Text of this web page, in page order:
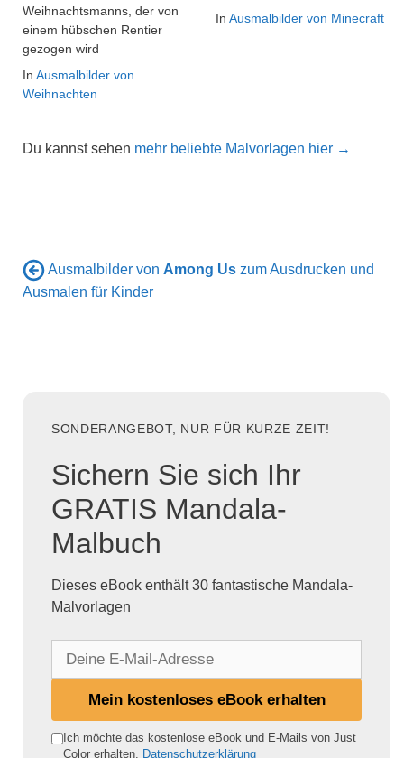
Weihnachtsmanns, der von
einem hübschen Rentier
gezogen wird
In Ausmalbilder von
Weihnachten
In Ausmalbilder von Minecraft
Du kannst sehen mehr beliebte Malvorlagen hier →
Ausmalbilder von Among Us zum Ausdrucken und
Ausmalen für Kinder
SONDERANGEBOT, NUR FÜR KURZE ZEIT!
Sichern Sie sich Ihr
GRATIS Mandala-
Malbuch
Dieses eBook enthält 30 fantastische Mandala-
Malvorlagen
e
Mein kostenloses eBook erhalten
Ich möchte das kostenlose eBook und E-Mails von Just
Color erhalten. Datenschutzerklärung